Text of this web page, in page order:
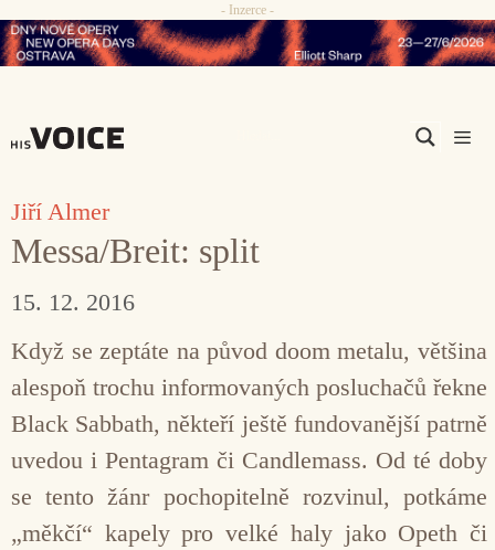
Přeskočit
na
- Inzerce -
Jiří Almer
Messa/Breit: split
15. 12. 2016
Když se zeptáte na původ doom metalu, většina
alespoň trochu informovaných posluchačů řekne
Black Sabbath, někteří ještě fundovanější patrně
uvedou i Pentagram či Candlemass. Od té doby
se tento žánr pochopitelně rozvinul, potkáme
„měkčí“ kapely pro velké haly jako Opeth či